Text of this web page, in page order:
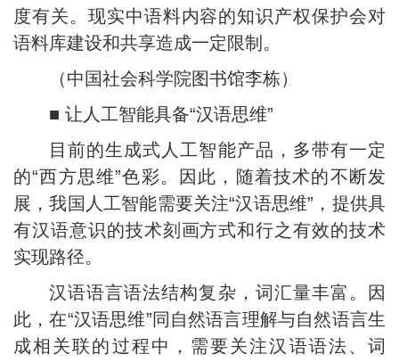
度有关。现实中语料内容的知识产权保护会对
语料库建设和共享造成一定限制。
（中国社会科学院图书馆李栋）
■ 让人工智能具备“汉语思维”
目前的生成式人工智能产品，多带有一定
的“西方思维”色彩。因此，随着技术的不断发
展，我国人工智能需要关注“汉语思维”，提供具
有汉语意识的技术刻画方式和行之有效的技术
实现路径。
汉语语言语法结构复杂，词汇量丰富。因
此，在“汉语思维”同自然语言理解与自然语言生
成相关联的过程中，需要关注汉语语法、词